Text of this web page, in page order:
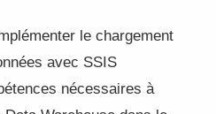
le chargement
avec SSIS
nécessaires à